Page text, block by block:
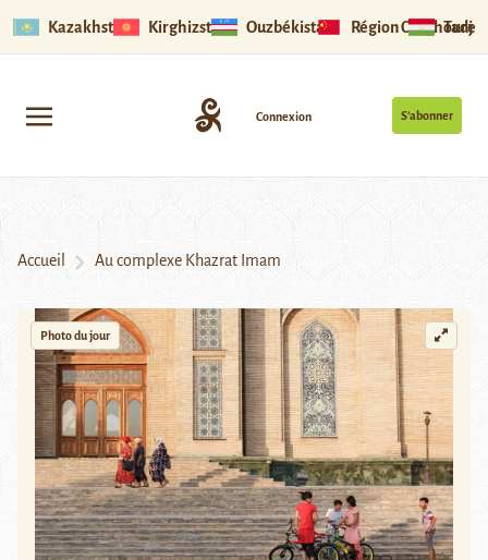
Kazakhstan Kirghizstan Ouzbékistan Région Ouïghoure
S’abonner
Connexion
Accueil Au complexe Khazrat Imam
Photo du jour